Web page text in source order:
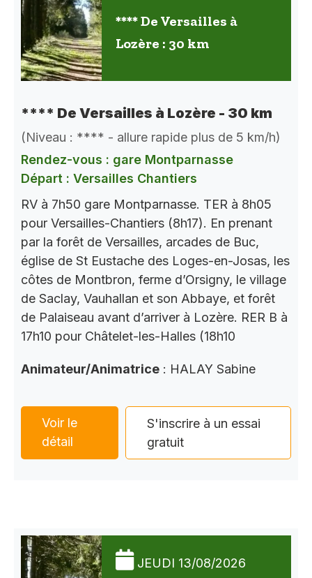
**** De Versailles à
Lozère : 30 km
**** De Versailles à Lozère - 30 km
(Niveau : **** - allure rapide plus de 5 km/h)
Rendez-vous : gare Montparnasse
Départ : Versailles Chantiers
RV à 7h50 gare Montparnasse. TER à 8h05
pour Versailles-Chantiers (8h17). En prenant
par la forêt de Versailles, arcades de Buc,
église de St Eustache des Loges-en-Josas, les
côtes de Montbron, ferme d’Orsigny, le village
de Saclay, Vauhallan et son Abbaye, et forêt
de Palaiseau avant d’arriver à Lozère. RER B à
17h10 pour Châtelet-les-Halles (18h10
Animateur/Animatrice : HALAY Sabine
Voir le
détail
S'inscrire à un essai
gratuit
JEUDI 13/08/2026